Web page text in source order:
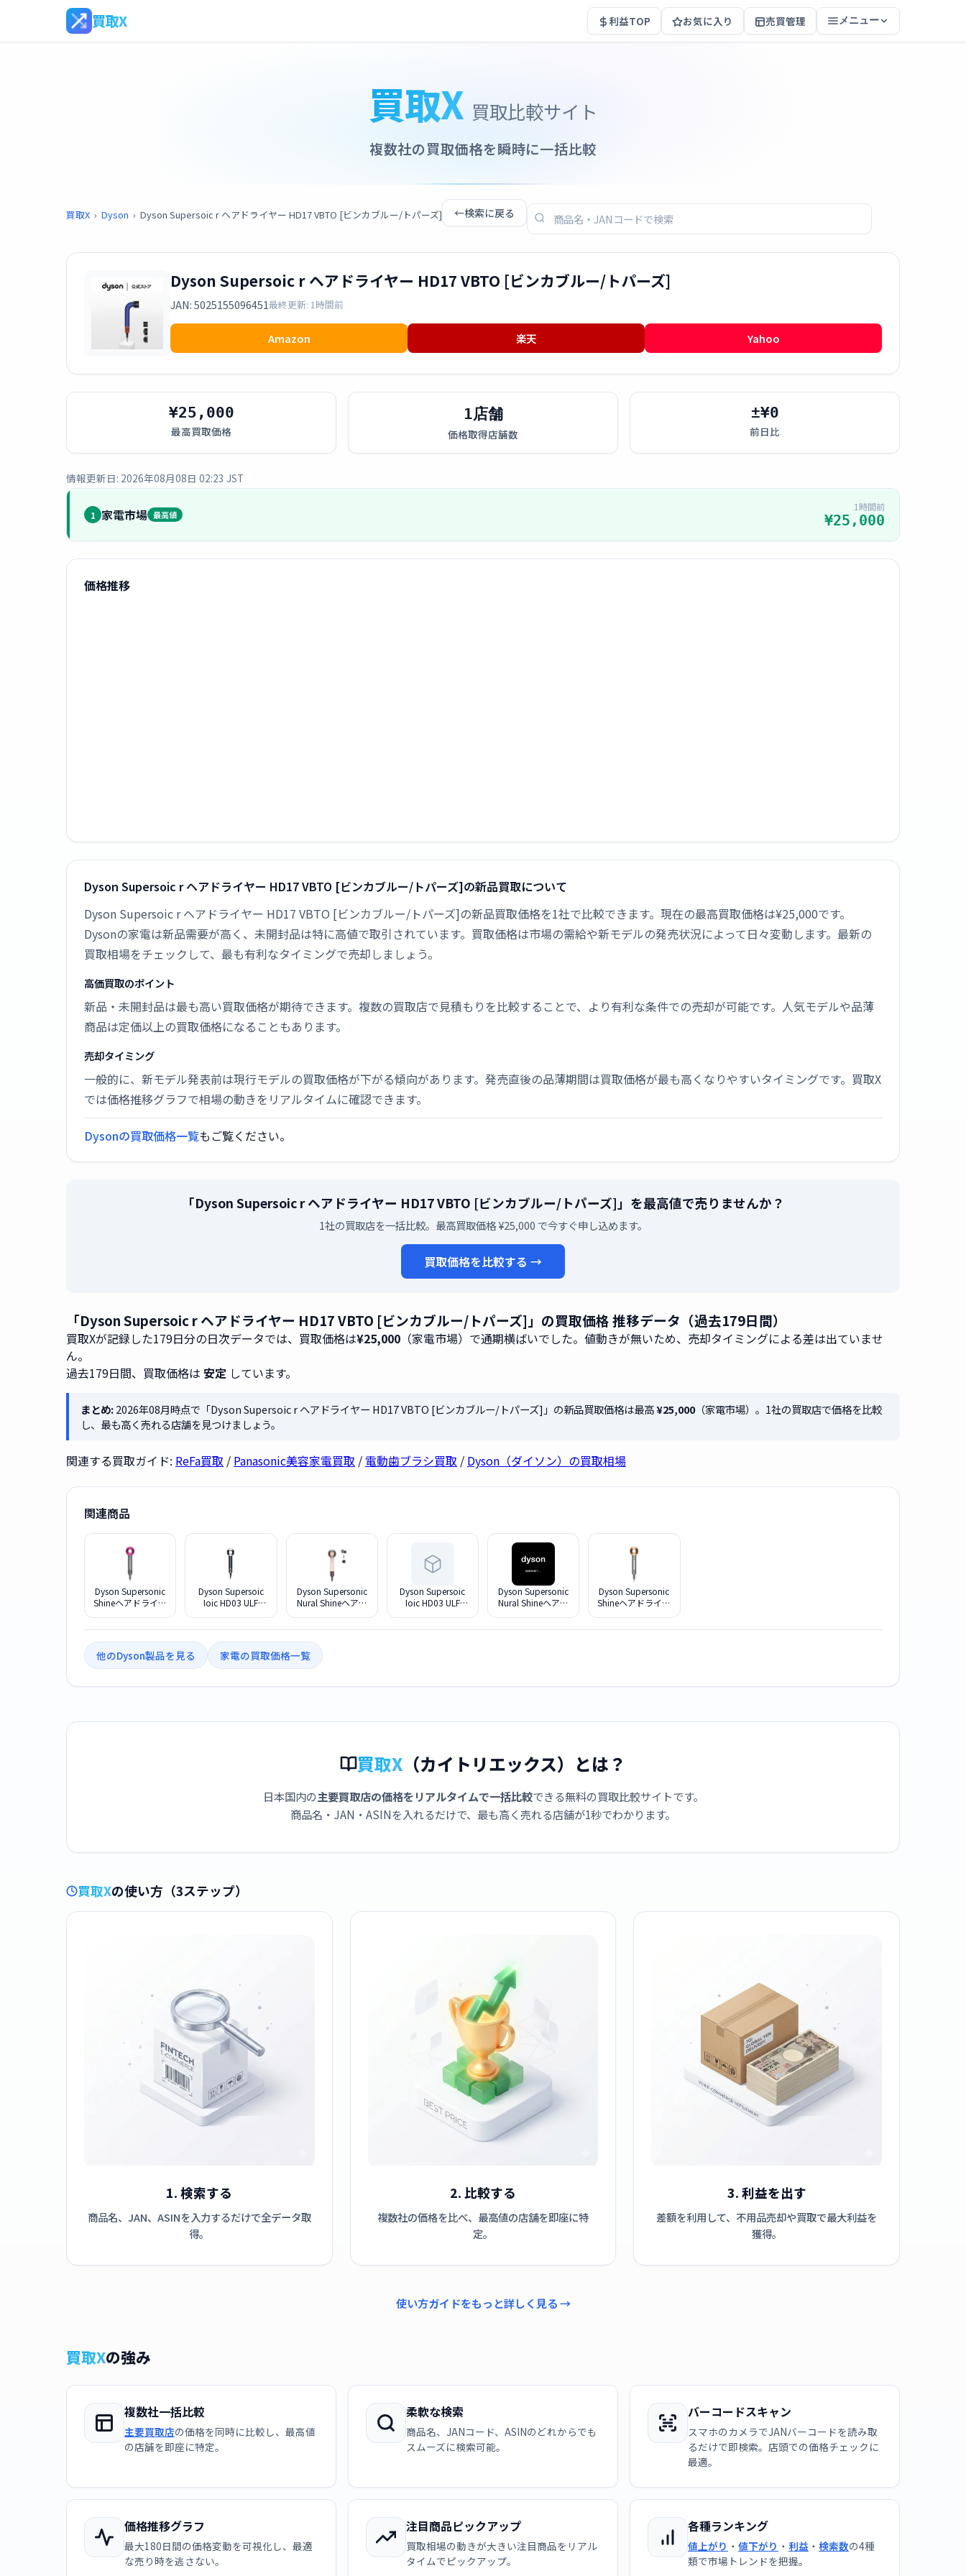
買取X 利益TOP お気に入り 売買管理 メニュー
買取X 買取比較サイト
複数社の買取価格を瞬時に一括比較
買取X › Dyson › Dyson Supersoic r ヘアドライヤー HD17 VBTO [ビンカブルー/トパーズ] ←検索に戻る
Dyson Supersoic r ヘアドライヤー HD17 VBTO [ビンカブルー/トパーズ]
JAN: 5025155096451最終更新: 1時間前
Amazon 楽天 Yahoo
¥25,000
最高買取価格
1店舗
価格取得店舗数
±¥0
前日比
情報更新日: 2026年08月08日 02:23 JST
1 家電市場 最高値
1時間前
¥25,000
価格推移
Dyson Supersoic r ヘアドライヤー HD17 VBTO [ビンカブルー/トパーズ]の新品買取について
Dyson Supersoic r ヘアドライヤー HD17 VBTO [ビンカブルー/トパーズ]の新品買取価格を1社で比較できます。現在の最高買取価格は¥25,000です。
Dysonの家電は新品需要が高く、未開封品は特に高値で取引されています。買取価格は市場の需給や新モデルの発売状況によって日々変動します。最新の
買取相場をチェックして、最も有利なタイミングで売却しましょう。
高価買取のポイント
新品・未開封品は最も高い買取価格が期待できます。複数の買取店で見積もりを比較することで、より有利な条件での売却が可能です。人気モデルや品薄
商品は定価以上の買取価格になることもあります。
売却タイミング
一般的に、新モデル発表前は現行モデルの買取価格が下がる傾向があります。発売直後の品薄期間は買取価格が最も高くなりやすいタイミングです。買取X
では価格推移グラフで相場の動きをリアルタイムに確認できます。
Dysonの買取価格一覧もご覧ください。
「Dyson Supersoic r ヘアドライヤー HD17 VBTO [ビンカブルー/トパーズ]」を最高値で売りませんか？
1社の買取店を一括比較。最高買取価格 ¥25,000 で今すぐ申し込めます。
買取価格を比較する →
「Dyson Supersoic r ヘアドライヤー HD17 VBTO [ビンカブルー/トパーズ]」の買取価格 推移データ（過去179日間）
買取Xが記録した179日分の日次データでは、買取価格は¥25,000 （家電市場）で通期横ばいでした。値動きが無いため、売却タイミングによる差は出ていませ
ん。
過去179日間、買取価格は 安定 しています。
まとめ:2026年08月時点で「Dyson Supersoic r ヘアドライヤー HD17 VBTO [ビンカブルー/トパーズ]」の新品買取価格は最高¥25,000（家電市場）。1社の買取店で価格を比較
し、最も高く売れる店舗を見つけましょう。
関連する買取ガイド: ReFa買取 / Panasonic美容家電買取 / 電動歯ブラシ買取 / Dyson（ダイソン）の買取相場
関連商品
Dyson Supersonic
Shineヘアドライヤ
Dyson Supersoic
Ioic HD03 ULF
Dyson Supersonic
Nural Shineヘアド
Dyson Supersoic
Ioic HD03 ULF
Dyson Supersonic
Nural Shineヘアド
Dyson Supersonic
Shineヘアドライヤ
他のDyson製品を見る 家電の買取価格一覧
買取X （カイトリエックス）とは？
日本国内の主要買取店の価格をリアルタイムで一括比較できる無料の買取比較サイトです。
商品名・JAN・ASINを入れるだけで、最も高く売れる店舗が1秒でわかります。
買取Xの使い方（3ステップ）
1. 検索する
商品名、JAN、ASINを入力するだけで全データ取
得。
2. 比較する
複数社の価格を比べ、最高値の店舗を即座に特
定。
3. 利益を出す
差額を利用して、不用品売却や買取で最大利益を
獲得。
使い方ガイドをもっと詳しく見る →
買取Xの強み
複数社一括比較
主要買取店の価格を同時に比較し、最高値
の店舗を即座に特定。
柔軟な検索
商品名、JANコード、ASINのどれからでも
スムーズに検索可能。
バーコードスキャン
スマホのカメラでJANバーコードを読み取
るだけで即検索。店頭での価格チェックに
最適。
価格推移グラフ
最大180日間の価格変動を可視化し、最適
な売り時を逃さない。
注目商品ピックアップ
買取相場の動きが大きい注目商品をリアル
タイムでピックアップ。
各種ランキング
値上がり ・ 値下がり ・ 利益 ・ 検索数の4種
類で市場トレンドを把握。